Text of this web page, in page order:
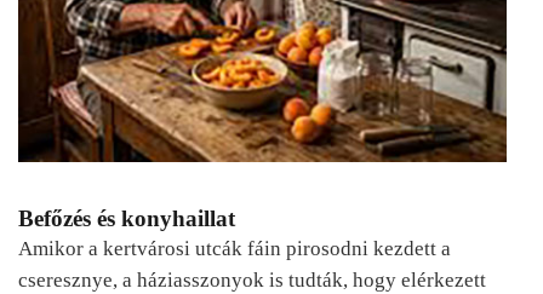
Befőzés és konyhaillat
Amikor a kertvárosi utcák fáin pirosodni kezdett a
cseresznye, a háziasszonyok is tudták, hogy elérkezett